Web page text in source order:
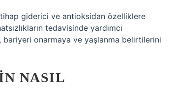
giderici ve antioksidan özelliklere
tedavisinde yardımcı
onarmaya ve yaşlanma belirtilerini
NASIL